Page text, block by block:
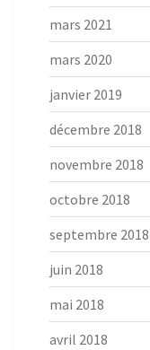
mars 2021
mars 2020
janvier 2019
décembre 2018
novembre 2018
octobre 2018
septembre 2018
juin 2018
mai 2018
avril 2018